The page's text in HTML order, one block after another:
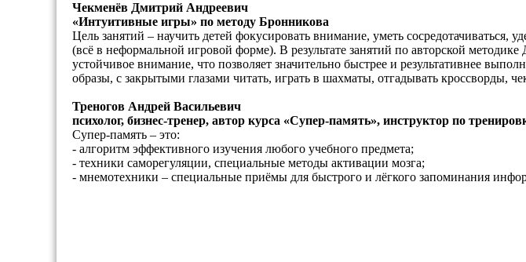
Чекменёв Дмитрий Андреевич
«Интуитивные игры» по методу Бронникова
Цель занятий – научить детей фокусировать внимание, уметь сосредотачиваться,
(всё в неформальной игровой форме). В результате занятий по авторской
устойчивое внимание, что позволяет значительно быстрее и результативнее
образы, с закрытыми глазами читать, играть в шахматы, отгадывать кроссворды,
Треногов Андрей Васильевич
психолог, бизнес-тренер, автор курса «Супер-память», инструктор по
Супер-память – это:
- алгоритм эффективного изучения любого учебного предмета;
- техники саморегуляции, специальные методы активации мозга;
- мнемотехники – специальные приёмы для быстрого и лёгкого запоминания